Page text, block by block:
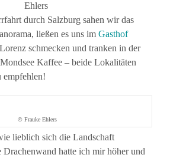
Ehlers
durch Salzburg sahen wir das
ließen es uns im Gasthof
schmecken und tranken in der
Kaffee – beide Lokalitäten
empfehlen!
© Frauke Ehlers
lieblich sich die Landschaft
Drachenwand hatte ich mir höher und